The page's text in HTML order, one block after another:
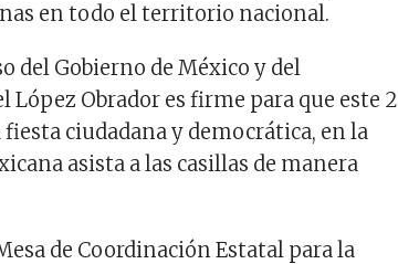
en todo el territorio nacional.
del Gobierno de México y del
López Obrador es firme para que este 2
ciudadana y democrática, en la
asista a las casillas de manera
de Coordinación Estatal para la